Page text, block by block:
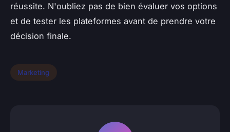
réussite. N'oubliez pas de bien évaluer vos options
et de tester les plateformes avant de prendre votre
décision finale.
Marketing